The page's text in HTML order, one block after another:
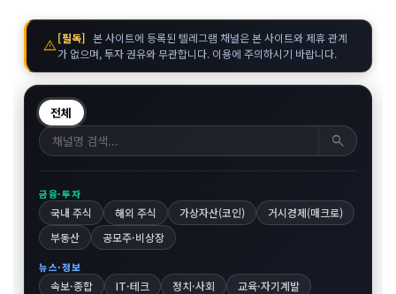
warning[필독] 본 사이트에 등록된 텔레그램 채널은 본 사이트와 제휴 관계
가 없으며, 투자 권유와 무관합니다. 이용에 주의하시기 바랍니다.
전체
search
금융·투자
국내 주식 해외 주식 가상자산(코인)
거시경제(매크로)
부동산
공모주·비상장
뉴스·정보
속보·종합 IT·테크 정치·사회 교육·자기계발